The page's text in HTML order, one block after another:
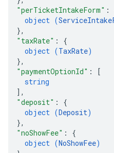
"perTicketIntakeForm" :
object (
},
"taxRate" : {
object (TaxRate)
},
"paymentOptionId" :
[
string
] ,
"deposit" : {
object (Deposit)
},
"noShowFee" : {
object (NoShowFee)